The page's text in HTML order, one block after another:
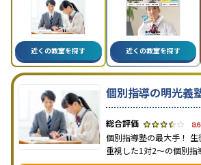
近くの教室を探す 近くの教室を探す
個別指導の明光義
3.6
個別指導塾の最大手！
重視した1対2〜の個別指